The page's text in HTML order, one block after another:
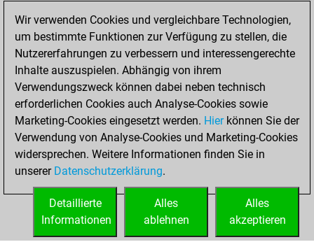
You played 146
bullet games
Play
You scored +50
=0 -96 in bullet
Montag, Februar
9, 2026
You created
your Fritz account
Wir verwenden Cookies und vergleichbare Technologien,
um bestimmte Funktionen zur Verfügung zu stellen, die
Nutzererfahrungen zu verbessern und interessengerechte
Inhalte auszuspielen. Abhängig von ihrem
Verwendungszweck können dabei neben technisch
erforderlichen Cookies auch Analyse-Cookies sowie
Marketing-Cookies eingesetzt werden. Hierkönnen Sie der
Verwendung von Analyse-Cookies und Marketing-Cookies
widersprechen. Weitere Informationen finden Sie in
unserer Datenschutzerklärung.
Alles
akzeptieren
Alles
ablehnen
Detaillierte
Informationen